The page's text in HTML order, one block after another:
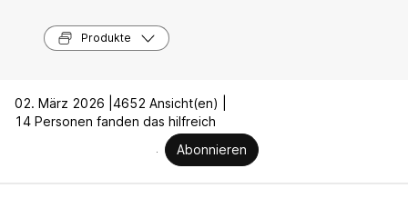
Produkte
02. März 2026 | 4652 Ansicht(en) |
14 Personen fanden das hilfreich
Abonnieren